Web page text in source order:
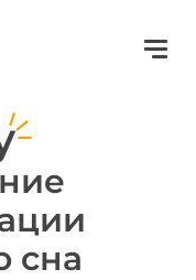
сна